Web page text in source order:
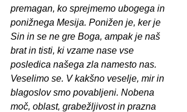
premagan, ko sprejmemo ubogega in
ponižnega Mesija. Ponižen je, ker je
Sin in se ne gre Boga, ampak je naš
brat in tisti, ki vzame nase vse
posledica našega zla namesto nas.
Veselimo se. V kakšno veselje, mir in
blagoslov smo povabljeni. Nobena
moč, oblast, grabežljivost in prazna